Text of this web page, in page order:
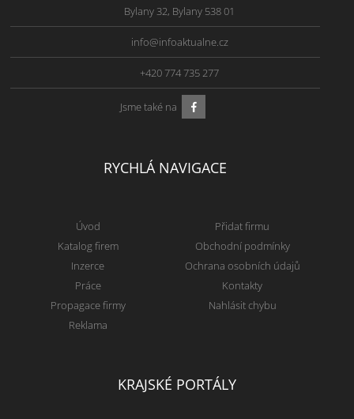
Bylany 32, Bylany 538 01
info@infoaktualne.cz
+420 774 735 277
Jsme také na
RYCHLÁ NAVIGACE
Úvod
Katalog firem
Inzerce
Práce
Propagace firmy
Reklama
Přidat firmu
Obchodní podmínky
Ochrana osobních údajů
Kontakty
Nahlásit chybu
KRAJSKÉ PORTÁLY